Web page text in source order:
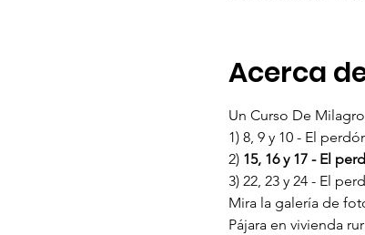
Acerca
Un Curso De
1) 8, 9 y 10 - El
2) 15, 16 y 17 - El
3) 22, 23 y 24 - El
Mira la galería de
Pájara en vivienda